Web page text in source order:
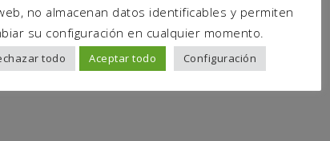
no almacenan datos identificables y permiten
su configuración en cualquier momento.
todo Aceptar todo Configuración